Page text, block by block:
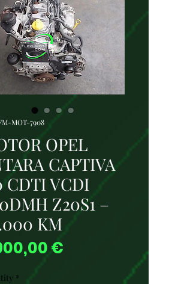
MOT-7908
OPEL
CAPTIVA
CDTI VCDI
Z20S1 –
KM
€
*